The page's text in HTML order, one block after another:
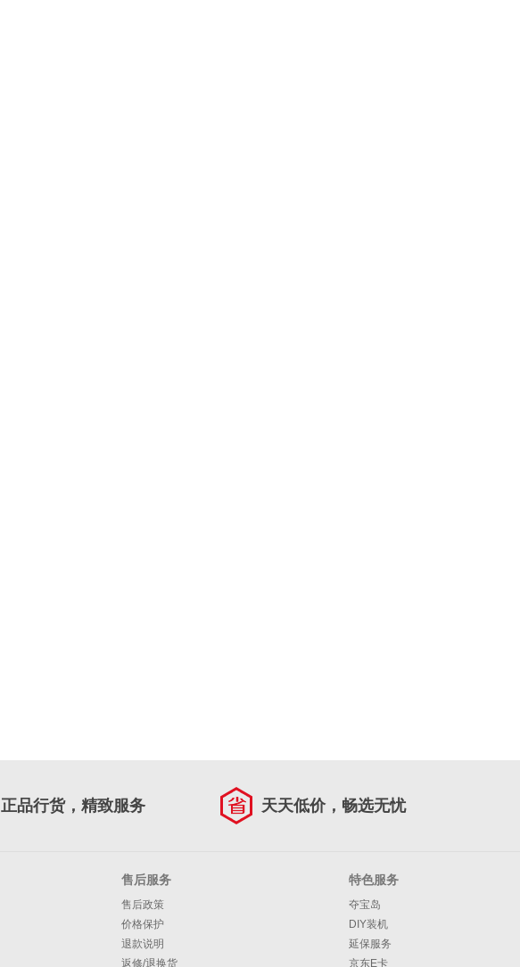
正品行货，精致服务 天天低价，畅选无忧
售后服务
售后政策
价格保护
退款说明
返修/退换货
特色服务
夺宝岛
DIY装机
延保服务
京东E卡